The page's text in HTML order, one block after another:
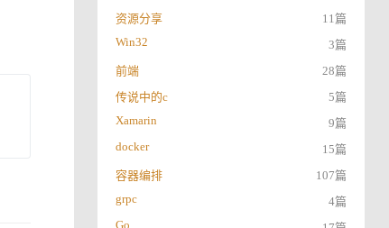
资源分享
11篇
Win32
3篇
前端
28篇
传说中的c
5篇
Xamarin
9篇
docker
15篇
容器编排
107篇
grpc
4篇
Go